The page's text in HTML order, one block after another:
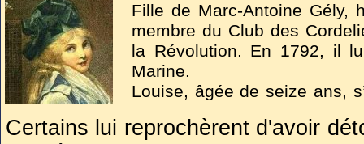
Fille de Marc-Antoine Gély,
membre du Club des
la Révolution. En 1792, il
Marine.
Louise, âgée de seize ans,
affection et aspect
Certains lui reprochèrent d'avoir